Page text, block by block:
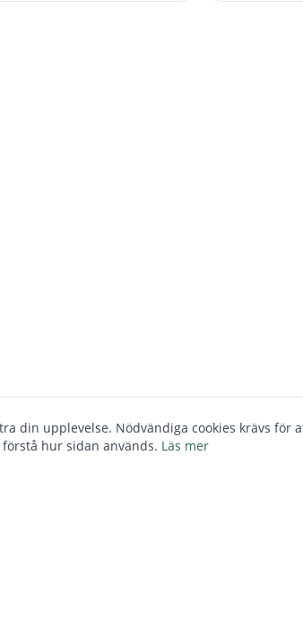
din upplevelse. Nödvändiga cookies krävs för
hur sidan används. Läs mer